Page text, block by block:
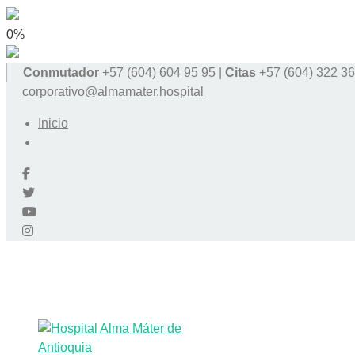
0%
Conmutador +57 (604) 604 95 95 | Citas +57 (604) 322
corporativo@almamater.hospital
Inicio